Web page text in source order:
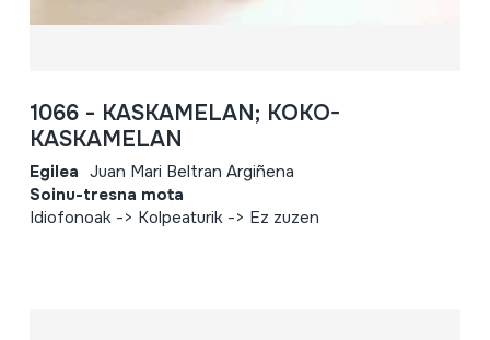
1066 - KASKAMELAN; KOKO-
KASKAMELAN
Egilea Juan Mari Beltran Argiñena
Soinu-tresna mota
Idiofonoak -> Kolpeaturik -> Ez zuzen